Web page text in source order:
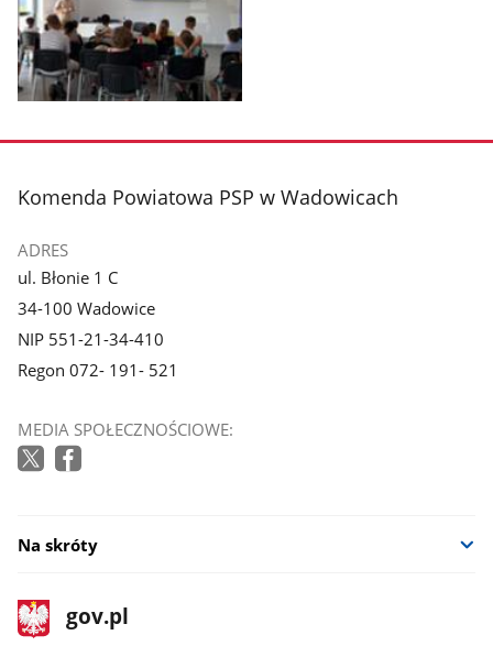
zdjęcie
galerii.
stopka
Komenda Powiatowa PSP w Wadowicach
ADRES
ul. Błonie 1 C
34-100 Wadowice
NIP 551-21-34-410
Regon 072- 191- 521
MEDIA SPOŁECZNOŚCIOWE:
Na skróty
stopka
gov.pl
Strona
gov.pl